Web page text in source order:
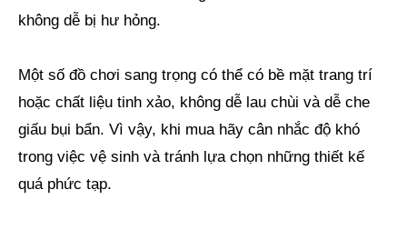
không dễ bị hư hỏng.
Một số đồ chơi sang trọng có thể có bề mặt trang trí
hoặc chất liệu tinh xảo, không dễ lau chùi và dễ che
giấu bụi bẩn. Vì vậy, khi mua hãy cân nhắc độ khó
trong việc vệ sinh và tránh lựa chọn những thiết kế
quá phức tạp.